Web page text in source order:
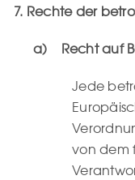
7. Rechte der
a) Recht auf
Jede
von dem